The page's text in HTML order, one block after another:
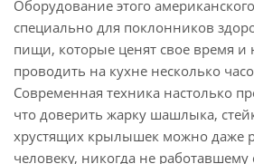
Оборудование этого
специально для поклонников
пищи, которые ценят свое время и
проводить на кухне несколько
Современная техника настолько
что доверить жарку шашлыка,
хрустящих крылышек можно даже
человеку, никогда не